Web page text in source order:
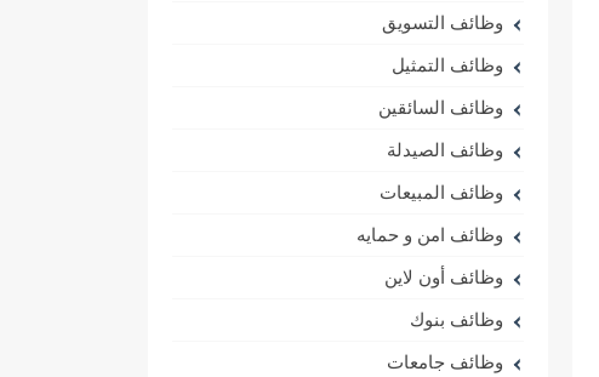
وظائف التسويق
وظائف التمثيل
وظائف السائقين
وظائف الصيدلة
وظائف المبيعات
وظائف امن و حمايه
وظائف أون لاين
وظائف بنوك
وظائف جامعات